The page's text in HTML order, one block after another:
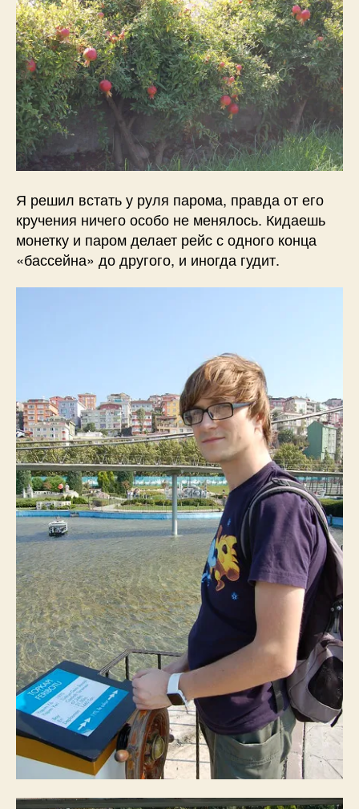
Я решил встать у руля парома, правда от его
кручения ничего особо не менялось. Кидаешь
монетку и паром делает рейс с одного конца
«бассейна» до другого, и иногда гудит.